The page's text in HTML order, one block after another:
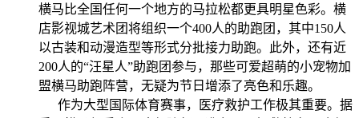
横马比全国任何一个地方的马拉松都更具明星色彩。横
店影视城艺术团将组织一个400人的助跑团，其中150人
以古装和动漫造型等形式分批接力助跑。此外，还有近
200人的“汪星人”助跑团参与，那些可爱超萌的小宠物加
盟横马助跑阵营，无疑为节日增添了亮色和乐趣。
作为大型国际体育赛事，医疗救护工作极其重要。据